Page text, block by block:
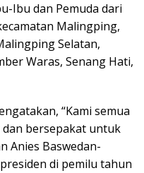
Ibu dan Pemuda dari
Malingping,
Selatan,
Waras, Senang Hati,
“Kami semua
bersepakat untuk
Anies Baswedan-
di pemilu tahun